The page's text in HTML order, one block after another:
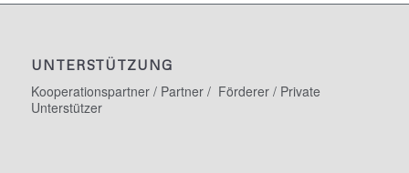
UNTERSTÜTZUNG
Kooperationspartner / Partner / Förderer / Private
Unterstützer